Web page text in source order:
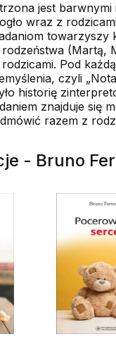
jest barwnymi
wraz z
towarzyszy
(Martą,
Pod
czyli
historię
znajduje się
razem z
- Bruno